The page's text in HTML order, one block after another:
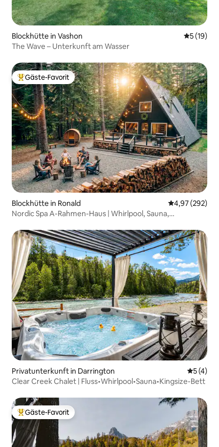
Blockhütte in Vashon
5 (19)
The Wave – Unterkunft am Wasser
Beliebter Gäste-Favorit.
Gäste-Favorit
Blockhütte in Ronald
4,97 (292)
Nordic Spa A-Rahmen-Haus | Whirlpool, Sauna,
Privatunterkunft in Darrington
5 (4)
Clear Creek Chalet | Fluss•Whirlpool•Sauna•Kingsize-Bett
Beliebter Gäste-Favorit.
Gäste-Favorit